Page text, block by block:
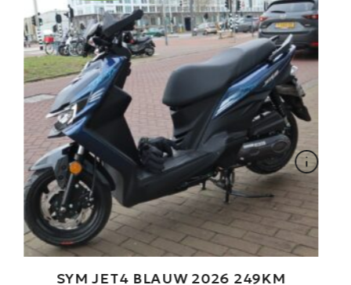
SYM JET4 BLAUW 2026 249KM